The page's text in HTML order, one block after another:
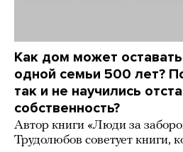
Как дом может
одной семьи 500 лет?
так и не научились
собственность?
Автор книги «Люди за
Трудолюбов советует книги,